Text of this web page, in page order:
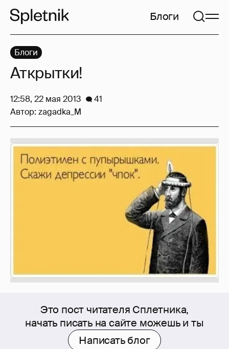
Блоги
Это пост читателя Сплетника,
начать писать на сайте можешь и ты
Написать блог
Блоги
Аткрытки!
12:58, 22 мая 2013
41
Автор: zagadka_M